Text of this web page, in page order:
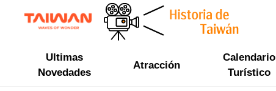
Ultimas
Novedades
Atracción
Calendario
Turístico